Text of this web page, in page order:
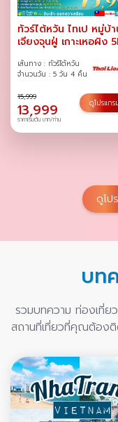
ทัวร์ไต้หวัน ไทเป หมู่บ้
เจียงจุนฝู่ เกาะเหอผิง
เส้นทาง : ทัวร์ไต้หวัน
จำนวนวัน : 5 วัน 4 คืน
15,999
13,999
ราคาเริ่มต้น บาท/ท่าน
ดูโปรแกร
ดูโป
บท
รวมบทความ ท่องเที่ย
สถานที่เที่ยวที่คุณต้อง